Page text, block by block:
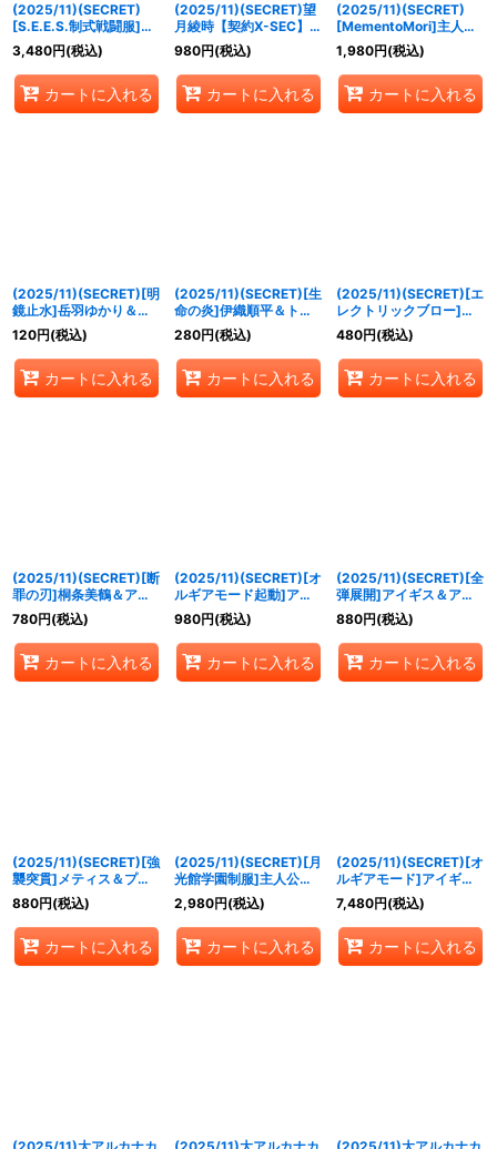
(2025/11)(SECRET)
[S.E.E.S.制式戦闘服]ア
イギス【契約X-SEC】
{CB33-CX01}《青》
3,480円(税込)
カートに入れる
(2025/11)(SECRET)望
月綾時【契約X-SEC】
{CB33-CX02}《多》
980円(税込)
カートに入れる
(2025/11)(SECRET)
[MementoMori]主人公
＆タナトス【X-SEC】
{CB33-X01}《多》
1,980円(税込)
カートに入れる
(2025/11)(SECRET)[明
鏡止水]岳羽ゆかり＆イ
シス【X-SEC】{CB33-
X02}《多》
120円(税込)
カートに入れる
(2025/11)(SECRET)[生
命の炎]伊織順平＆トリ
スメギストス【X-SEC】
{CB33-X03}《多》
280円(税込)
カートに入れる
(2025/11)(SECRET)[エ
レクトリックブロー]真
田明彦＆カエサル【X-
SEC】{CB33-X04}
《多》
480円(税込)
カートに入れる
(2025/11)(SECRET)[断
罪の刃]桐条美鶴＆アル
テミシア【X-SEC】
{CB33-X05}《多》
780円(税込)
カートに入れる
(2025/11)(SECRET)[オ
ルギアモード起動]アイ
ギス＆パラディオン【X-
SEC】{CB33-X06}
《多》
980円(税込)
カートに入れる
(2025/11)(SECRET)[全
弾展開]アイギス＆アテ
ナ【X-SEC】{CB33-
X07}《多》
880円(税込)
カートに入れる
(2025/11)(SECRET)[強
襲突貫]メティス＆プシ
ュケイ【X-SEC】
{CB33-X08}《青》
880円(税込)
カートに入れる
(2025/11)(SECRET)[月
光館学園制服]主人公
【X-SEC】{CB33-
X09}《青》
2,980円(税込)
カートに入れる
(2025/11)(SECRET)[オ
ルギアモード]アイギス
【XX-SEC】{CB33-
XX01}《多》
7,480円(税込)
カートに入れる